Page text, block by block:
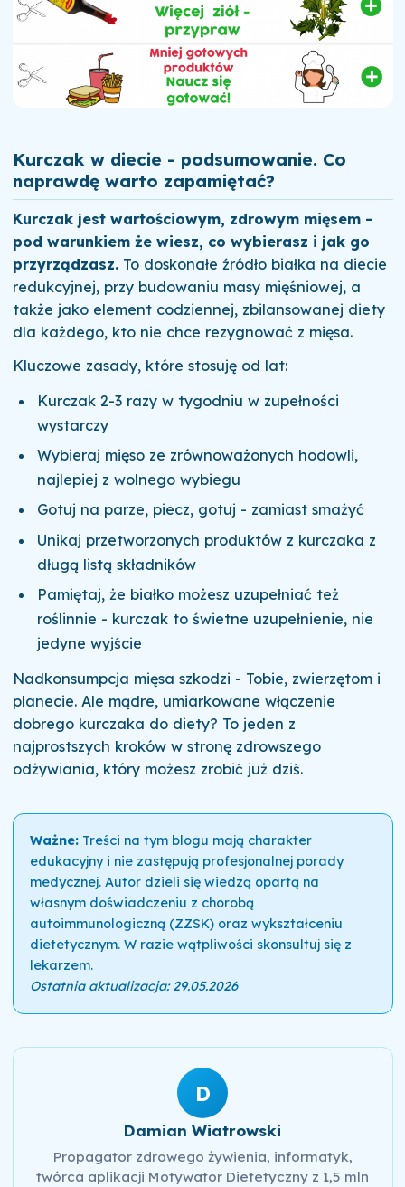
Kurczak w diecie - podsumowanie. Co
naprawdę warto zapamiętać?
Kurczak jest wartościowym, zdrowym mięsem -
pod warunkiem że wiesz, co wybierasz i jak go
przyrządzasz.To doskonałe źródło białka na diecie
redukcyjnej, przy budowaniu masy mięśniowej, a
także jako element codziennej, zbilansowanej diety
dla każdego, kto nie chce rezygnować z mięsa.
Kluczowe zasady, które stosuję od lat:
Kurczak 2-3 razy w tygodniu w zupełności
wystarczy
Wybieraj mięso ze zrównoważonych hodowli,
najlepiej z wolnego wybiegu
Gotuj na parze, piecz, gotuj - zamiast smażyć
Unikaj przetworzonych produktów z kurczaka z
długą listą składników
Pamiętaj, że białko możesz uzupełniać też
roślinnie - kurczak to świetne uzupełnienie, nie
jedyne wyjście
Nadkonsumpcja mięsa szkodzi - Tobie, zwierzętom i
planecie. Ale mądre, umiarkowane włączenie
dobrego kurczaka do diety? To jeden z
najprostszych kroków w stronę zdrowszego
odżywiania, który możesz zrobić już dziś.
Ważne:Treści na tym blogu mają charakter
edukacyjny i nie zastępują profesjonalnej porady
medycznej. Autor dzieli się wiedzą opartą na
własnym doświadczeniu z chorobą
autoimmunologiczną (ZZSK) oraz wykształceniu
dietetycznym. W razie wątpliwości skonsultuj się z
lekarzem.
Ostatnia aktualizacja: 29.05.2026
D
Damian Wiatrowski
Propagator zdrowego żywienia, informatyk,
twórca aplikacji Motywator Dietetyczny z 1,5 mln